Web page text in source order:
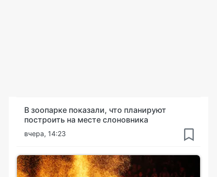
В зоопарке показали, что планируют
построить на месте слоновника
вчера, 14:23